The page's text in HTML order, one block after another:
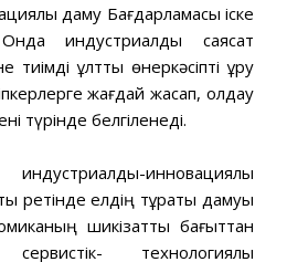
даму Бағдарламасы іске
индустриалды саясат
тиімді ұлттық өнеркəсіпті құру
жағдай жасап, қолдау
түрінде белгіленеді.
инновациялық
ретінде елдің тұрақты дамуы
шикізаттық бағыттан
технологиялық